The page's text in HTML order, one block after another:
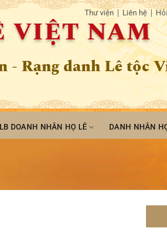
Thư viện Liên hệ
VIỆT NAM
Rạng danh Lê tộc
DOANH NHÂN HỌ LÊ DANH NHÂN